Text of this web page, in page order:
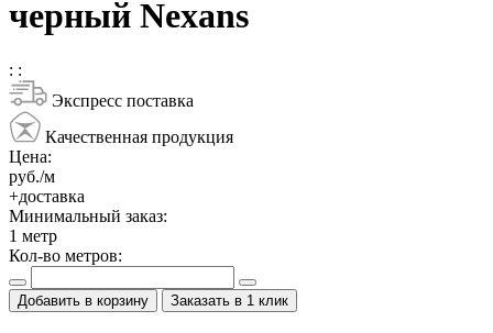
черный Nexans
: :
Экспресс поставка
Качественная продукция
Цена:
руб./м
+доставка
Минимальный заказ:
1 метр
Кол-во метров:
Добавить в корзину Заказать в 1 клик